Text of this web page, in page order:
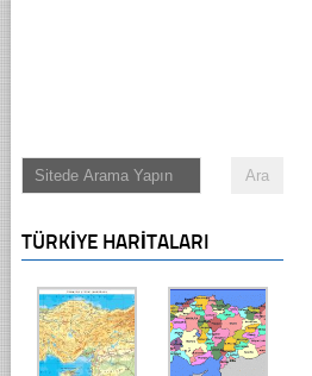
TÜRKIYE HARITALARI